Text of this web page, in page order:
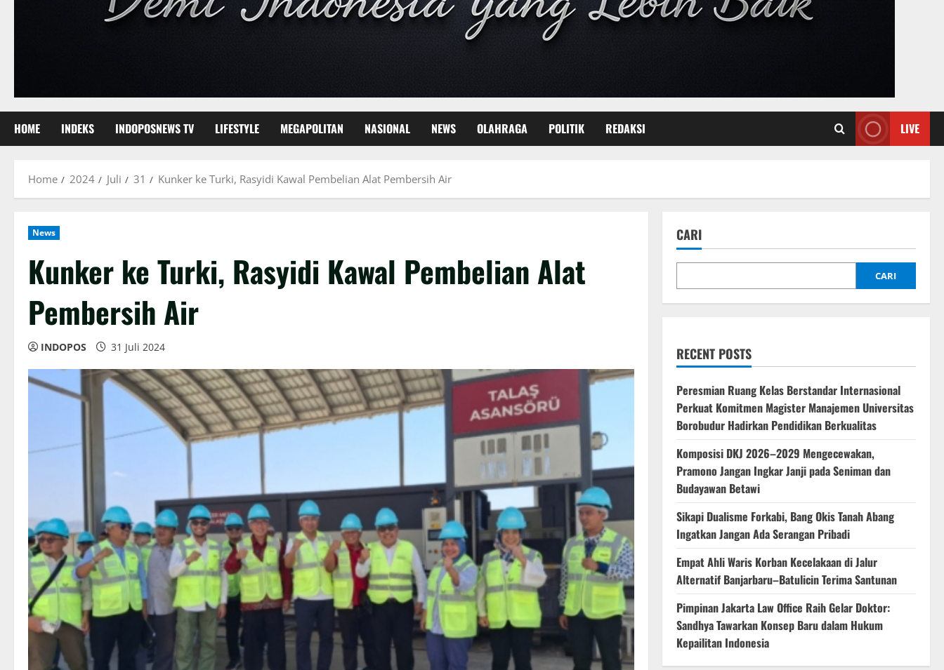
HOME INDEKS INDOPOSNEWS TV LIFESTYLE MEGAPOLITAN NASIONAL NEWS OLAHRAGA POLITIK REDAKSI LIVE
Home 2024 Juli 31 Kunker ke Turki, Rasyidi Kawal Pembelian Alat Pembersih Air
News
Kunker ke Turki, Rasyidi Kawal Pembelian Alat
Pembersih Air
INDOPOS 31 Juli 2024
CARI
CARI
RECENT POSTS
Peresmian Ruang Kelas Berstandar Internasional
Perkuat Komitmen Magister Manajemen Universitas
Borobudur Hadirkan Pendidikan Berkualitas
Komposisi DKJ 2026–2029 Mengecewakan,
Pramono Jangan Ingkar Janji pada Seniman dan
Budayawan Betawi
Sikapi Dualisme Forkabi, Bang Okis Tanah Abang
Ingatkan Jangan Ada Serangan Pribadi
Empat Ahli Waris Korban Kecelakaan di Jalur
Alternatif Banjarbaru–Batulicin Terima Santunan
Pimpinan Jakarta Law Office Raih Gelar Doktor:
Sandhya Tawarkan Konsep Baru dalam Hukum
Kepailitan Indonesia